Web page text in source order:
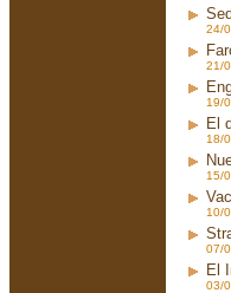
24/
21/
19/
El
18/
15/
10/
07/
El
03/